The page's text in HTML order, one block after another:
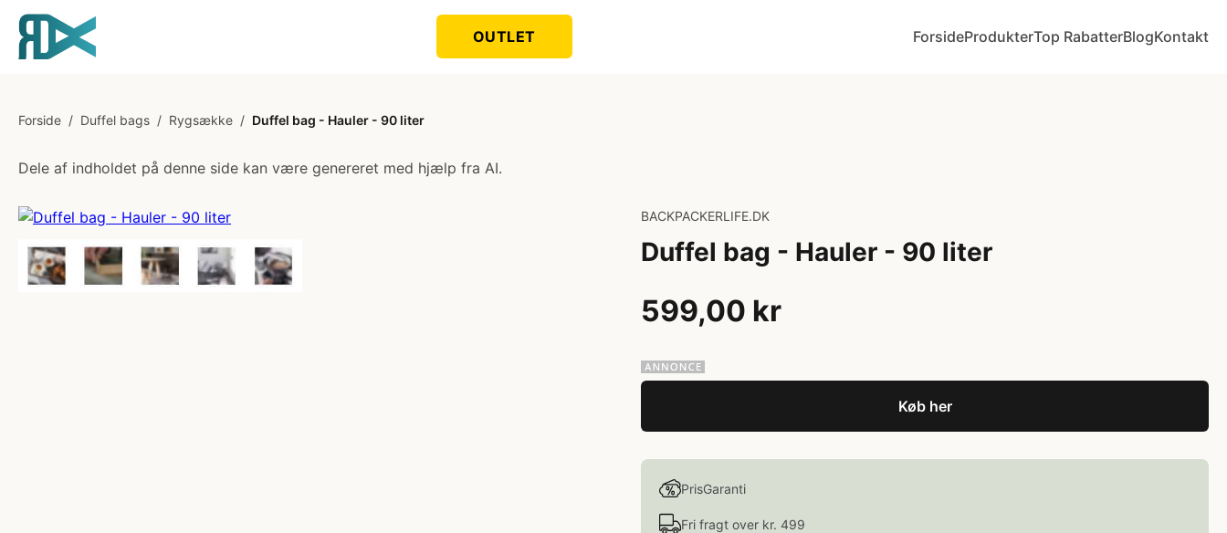
OUTLET ForsideProdukterTop RabatterBlogKontakt
Forside / Duffel bags / Rygsække / Duffel bag - Hauler - 90 liter
Dele af indholdet på denne side kan være genereret med hjælp fra AI.
BACKPACKERLIFE.DK
Duffel bag - Hauler - 90 liter
599,00 kr
Køb her
PrisGaranti
Fri fragt over kr. 499